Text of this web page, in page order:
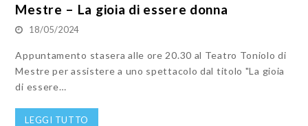
Mestre – La gioia di essere donna
18/05/2024
Appuntamento stasera alle ore 20.30 al Teatro Toniolo di
Mestre per assistere a uno spettacolo dal titolo "La gioia
di essere…
LEGGI TUTTO